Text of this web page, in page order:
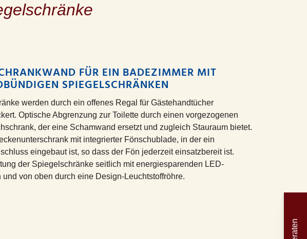
FÜR EIN BADEZIMMER MIT
SPIEGELSCHRÄNKEN
werden durch ein offenes Regal für Gästehandtücher
Optische Abgrenzung zur Toilette durch einen vorgezogenen
der eine Schamwand ersetzt und zugleich Stauraum bietet.
mit integrierter Fönschublade, in der ein
eingebaut ist, so dass der Fön jederzeit einsatzbereit ist.
der Spiegelschränke seitlich mit energiesparenden LED-
und von oben durch eine Design-Leuchtstoffröhre.